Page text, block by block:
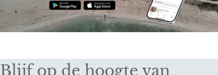
Blijf op de hoogte van